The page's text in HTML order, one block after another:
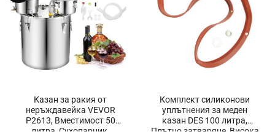
Казан за ракия от
неръждавейка VEVOR
P2613, Вместимост 50
литра, Сухопарник,
Комплект силиконови
уплътнения за меден
казан DES 100 литра,
Плътно затваряне, Висока